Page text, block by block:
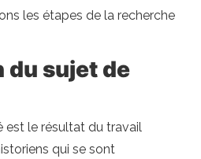
les étapes de la recherche
du sujet de
est le résultat du travail
qui se sont